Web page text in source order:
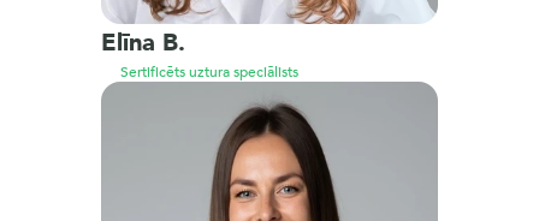
Elīna B.
Sertificēts uztura speciālists